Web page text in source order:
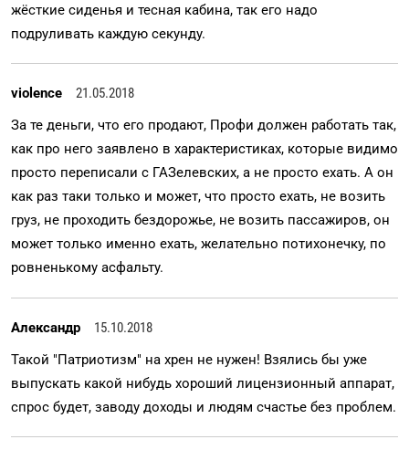
жёсткие сиденья и тесная кабина, так его надо
подруливать каждую секунду.
violence
21.05.2018
За те деньги, что его продают, Профи должен работать так,
как про него заявлено в характеристиках, которые видимо
просто переписали с ГАЗелевских, а не просто ехать. А он
как раз таки только и может, что просто ехать, не возить
груз, не проходить бездорожье, не возить пассажиров, он
может только именно ехать, желательно потихонечку, по
ровненькому асфальту.
Александр
15.10.2018
Такой "Патриотизм" на хрен не нужен! Взялись бы уже
выпускать какой нибудь хороший лицензионный аппарат,
спрос будет, заводу доходы и людям счастье без проблем.